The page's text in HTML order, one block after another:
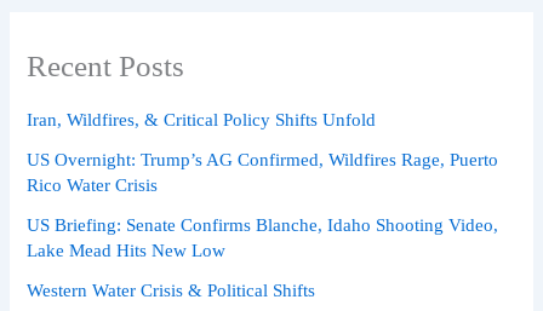
Recent Posts
Iran, Wildfires, & Critical Policy Shifts Unfold
US Overnight: Trump’s AG Confirmed, Wildfires Rage, Puerto
Rico Water Crisis
US Briefing: Senate Confirms Blanche, Idaho Shooting Video,
Lake Mead Hits New Low
Western Water Crisis & Political Shifts